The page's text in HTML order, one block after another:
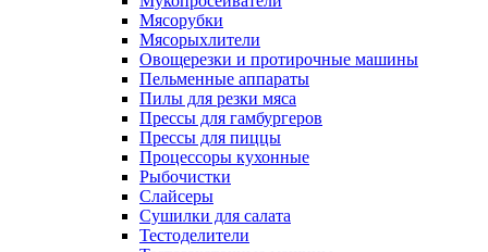
Мясорубки
Мясорыхлители
Овощерезки и протирочные машины
Пельменные аппараты
Пилы для резки мяса
Прессы для гамбургеров
Прессы для пиццы
Процессоры кухонные
Рыбочистки
Слайсеры
Сушилки для салата
Тестоделители